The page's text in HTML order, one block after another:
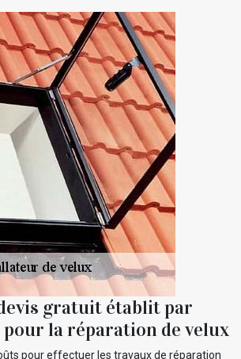
gratuit établit par
pour la réparation de velux
pour effectuer les travaux de réparation